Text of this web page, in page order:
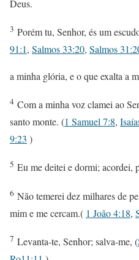
Deus.
3 Porém tu, Senhor, és um
91:1, Salmos 33:20, Salmos
a minha glória, e o que exalta a
4 Com a minha voz clamei ao
santo monte. (1 Samuel 7:8,
9:23 )
5 Eu me deitei e dormi; acordei,
6 Não temerei dez milhares de
mim e me cercam.( 1 João 4:18,
7 Levanta-te, Senhor; salva-me, (